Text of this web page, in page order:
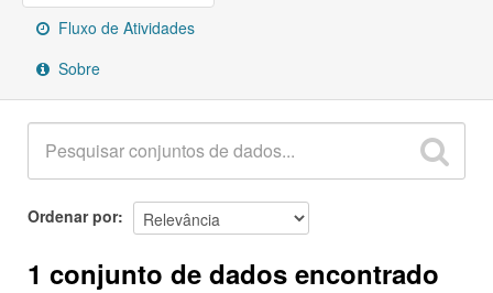
SobreFluxo de Atividades
Sobre
Ordenar por
1 conjunto de dados encontrado